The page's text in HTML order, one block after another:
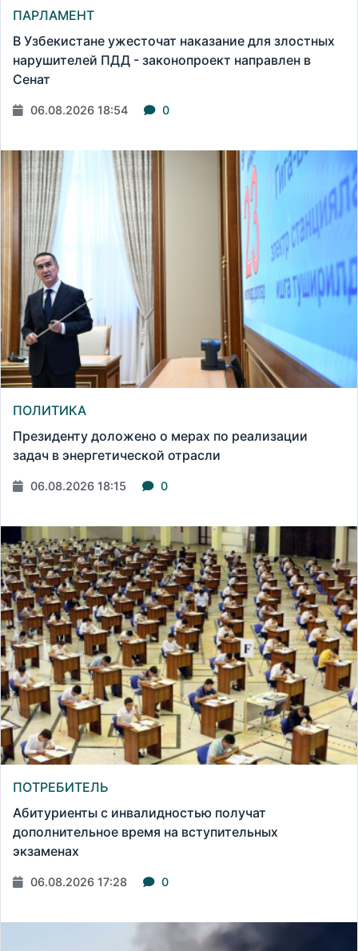
ПАРЛАМЕНТ
В Узбекистане ужесточат наказание для злостных
нарушителей ПДД - законопроект направлен в
Сенат
06.08.2026 18:54 0
ПОЛИТИКА
Президенту доложено о мерах по реализации
задач в энергетической отрасли
06.08.2026 18:15 0
ПОТРЕБИТЕЛЬ
Абитуриенты с инвалидностью получат
дополнительное время на вступительных
экзаменах
06.08.2026 17:28 0